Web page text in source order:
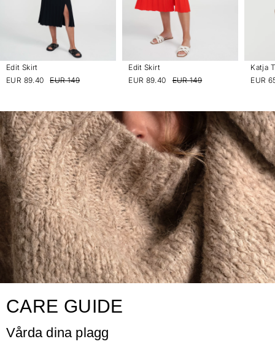
Edit Skirt
EUR 89.40
EUR 149
Edit Skirt
EUR 89.40
EUR 149
Katja
EUR
CARE GUIDE
Vårda dina plagg